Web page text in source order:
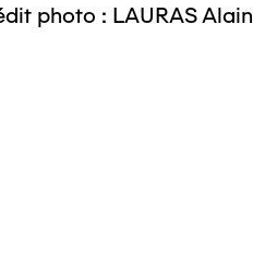
photo : LAURAS Alain